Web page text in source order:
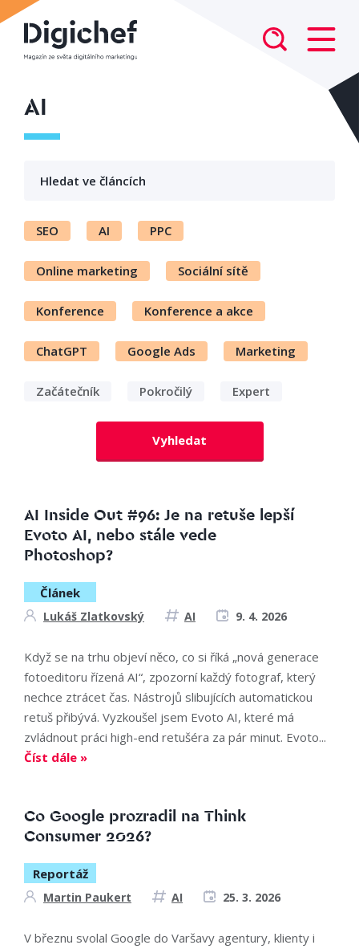
AI
SEO AI PPC
Online marketing Sociální sítě
Konference Konference a akce
ChatGPT Google Ads Marketing
Začátečník Pokročilý Expert
Vyhledat
AI Inside Out #96: Je na retuše lepší
Evoto AI, nebo stále vede
Photoshop?
Článek
Lukáš Zlatkovský AI 9. 4. 2026
Když se na trhu objeví něco, co si říká „nová generace
fotoeditoru řízená AI“, zpozorní každý fotograf, který
nechce ztrácet čas. Nástrojů slibujících automatickou
retuš přibývá. Vyzkoušel jsem Evoto AI, které má
zvládnout práci high-end retušéra za pár minut. Evoto...
Číst dále »
Co Google prozradil na Think
Consumer 2026?
Reportáž
Martin Paukert AI 25. 3. 2026
V březnu svolal Google do Varšavy agentury, klienty i